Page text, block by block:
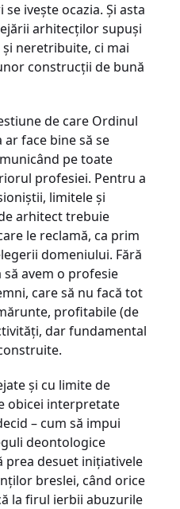
ivește ocazia. Și asta
arhitecților supuși
neretribuite, ci mai
construcții de bună
de care Ordinul
face bine să se
pe toate
profesiei. Pentru a
limitele și
arhitect trebuie
le reclamă, ca prim
domeniului. Fără
avem o profesie
care să nu facă tot
profitabile (de
dar fundamental
și cu limite de
obicei interpretate
– cum să impui
deontologice
prea desuet inițiativele
breslei, când orice
la firul ierbii abuzurile